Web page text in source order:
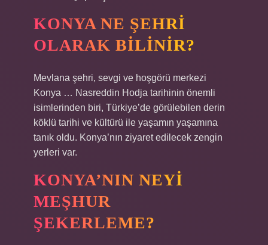
KONYA NE ŞEHRI
OLARAK BILINIR?
Mevlana şehri, sevgi ve hoşgörü merkezi
Konya … Nasreddin Hodja tarihinin önemli
isimlerinden biri, Türkiye’de görülebilen derin
köklü tarihi ve kültürü ile yaşamın yaşamına
tanık oldu. Konya’nın ziyaret edilecek zengin
yerleri var.
KONYA’NIN NEYI
MEŞHUR
ŞEKERLEME?